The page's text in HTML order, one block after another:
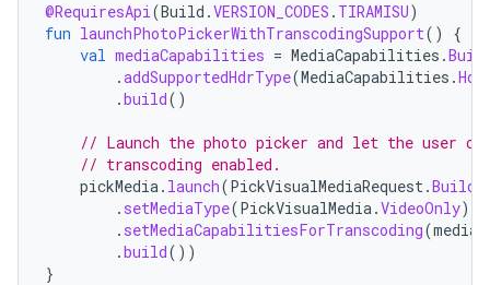
@RequiresApi(Build .VERSION_CODES . TIRAMISU)
fun launchPhotoPickerWithTranscodingSupport()
{
val mediaCapabilities = MediaCapabilities .
.addSupportedHdrType(MediaCapabilities .
.build()
// Launch the photo picker and let the user
// transcoding enabled.
pickMedia. launch(PickVisualMediaRequest.
. setMediaType(PickVisualMedia.VideoOnly)
. setMediaCapabilitiesForTranscoding(
.build())
}